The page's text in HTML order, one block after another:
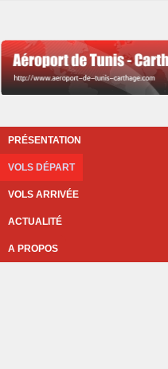
PRÉSENTATION
VOLS DÉPART
VOLS ARRIVÉE
ACTUALITÉ
A PROPOS